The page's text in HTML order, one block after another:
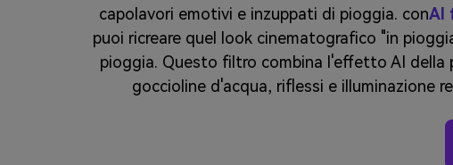
capolavori emotivi e inzuppati di pioggia. conAI
puoi ricreare quel look cinematografico "in
pioggia. Questo filtro combina l'effetto AI
goccioline d'acqua, riflessi e illuminazione